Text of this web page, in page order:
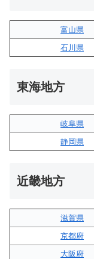
富山県
石川県
東海地方
岐阜県
静岡県
近畿地方
滋賀県
京都府
大阪府